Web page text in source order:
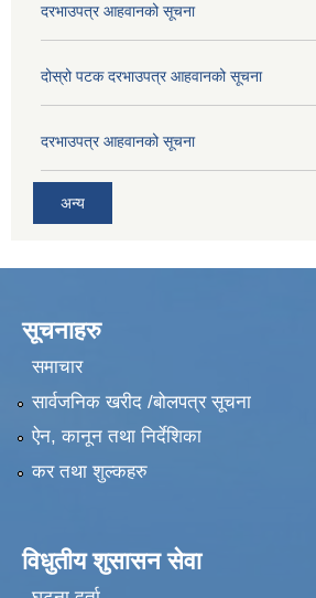
दरभाउपत्र आहवानको सूचना
दोस्रो पटक दरभाउपत्र आहवानको सूचना
दरभाउपत्र आहवानको सूचना
अन्य
सूचनाहरु
समाचार
सार्वजनिक खरीद /बोलपत्र सूचना
ऐन, कानून तथा निर्देशिका
कर तथा शुल्कहरु
विधुतीय शुसासन सेवा